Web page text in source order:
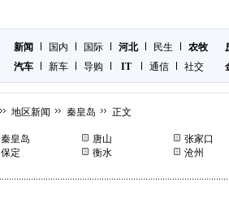
新闻 国内 国际 河北 民生
农牧
汽车
新车 导购 IT 通信 社交
地区新闻 秦皇岛 正文
秦皇岛 唐山
张家口
保定 衡水
沧州